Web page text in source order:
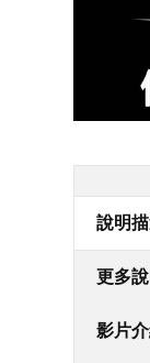
說明
更多
影片